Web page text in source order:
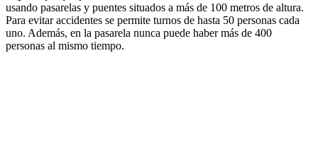
usando pasarelas y puentes situados a más de 100 metros de altura.
Para evitar accidentes se permite turnos de hasta 50 personas cada
uno. Además, en la pasarela nunca puede haber más de 400
personas al mismo tiempo.